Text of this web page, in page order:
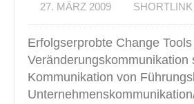
27. MÄRZ 2009 SHORTLINK
Erfolgserprobte Change
Kommunikation von